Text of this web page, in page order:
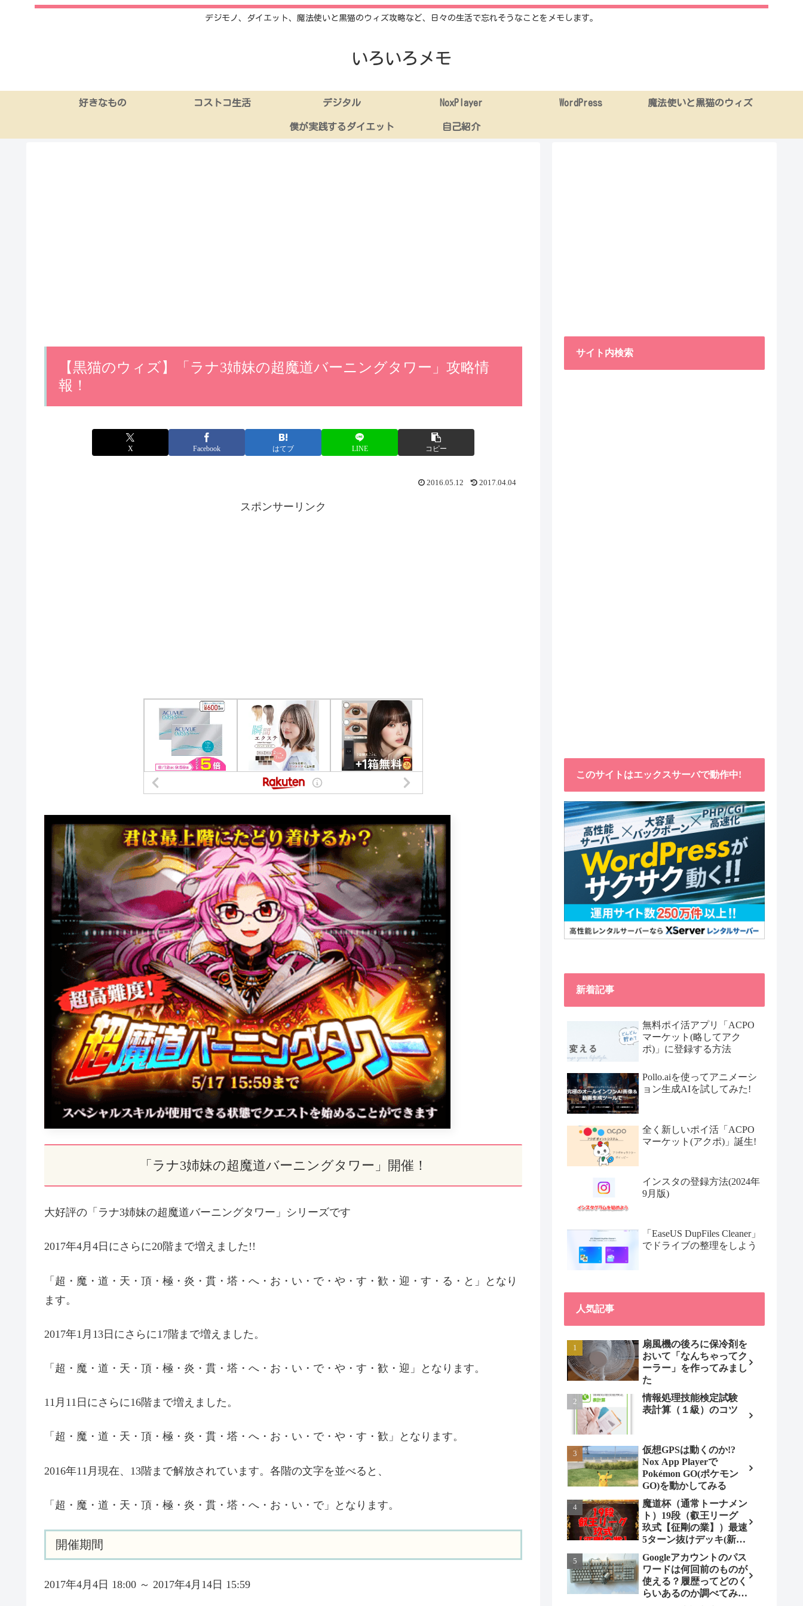
デジモノ、ダイエット、魔法使いと黒猫のウィズ攻略など、日々の生活で忘れそうなことをメモします。
いろいろメモ
好きなもの コストコ生活 デジタル NoxPlayer WordPress 魔法使いと黒猫のウィズ
僕が実践するダイエット 自己紹介
【黒猫のウィズ】「ラナ3姉妹の超魔道バーニングタワー」攻略情
報！
X Facebook はてブ LINE コピー
2016.05.12 2017.04.04
スポンサーリンク
「ラナ3姉妹の超魔道バーニングタワー」開催！
大好評の「ラナ3姉妹の超魔道バーニングタワー」シリーズです
2017年4月4日にさらに20階まで増えました!!
「超・魔・道・天・頂・極・炎・貫・塔・へ・お・い・で・や・す・歓・迎・す・る・と」となり
ます。
2017年1月13日にさらに17階まで増えました。
「超・魔・道・天・頂・極・炎・貫・塔・へ・お・い・で・や・す・歓・迎」となります。
11月11日にさらに16階まで増えました。
「超・魔・道・天・頂・極・炎・貫・塔・へ・お・い・で・や・す・歓」となります。
2016年11月現在、13階まで解放されています。各階の文字を並べると、
「超・魔・道・天・頂・極・炎・貫・塔・へ・お・い・で」となります。
開催期間
2017年4月4日 18:00 ～ 2017年4月14日 15:59
サイト内検索
このサイトはエックスサーバで動作中!
新着記事
無料ポイ活アプリ「ACPO
マーケット(略してアク
ポ)」に登録する方法
Pollo.aiを使ってアニメーシ
ョン生成AIを試してみた!
全く新しいポイ活「ACPO
マーケット(アクポ)」誕生!
インスタの登録方法(2024年
9月版)
「EaseUS DupFiles Cleaner」
でドライブの整理をしよう
人気記事
扇風機の後ろに保冷剤を
おいて「なんちゃってク
ーラー」を作ってみまし
た
情報処理技能検定試験
表計算（１級）のコツ
仮想GPSは動くのか!?
Nox App Playerで
Pokémon GO(ポケモン
GO)を動かしてみる
魔道杯（通常トーナメン
ト）19段（叡王リーグ
玖式【征剛の業】）最速
5ターン抜けデッキ(新パ
ターン)!
Googleアカウントのパス
ワードは何回前のものが
使える？履歴ってどのく
らいあるのか調べてみま